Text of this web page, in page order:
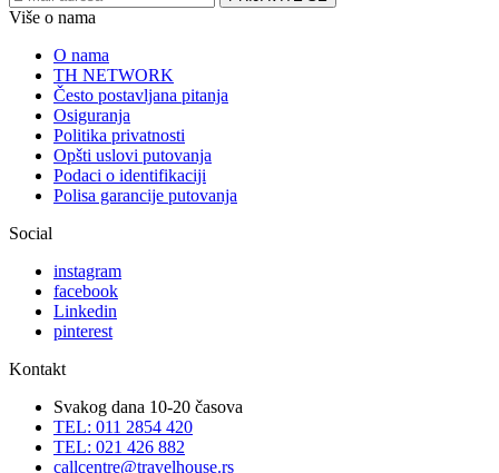
Više o nama
O nama
TH NETWORK
Često postavljana pitanja
Osiguranja
Politika privatnosti
Opšti uslovi putovanja
Podaci o identifikaciji
Polisa garancije putovanja
Social
instagram
facebook
Linkedin
pinterest
Kontakt
Svakog dana 10-20 časova
TEL: 011 2854 420
TEL: 021 426 882
callcentre@travelhouse.rs